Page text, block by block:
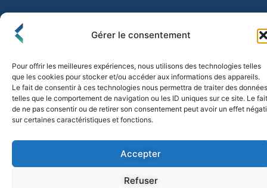
Gérer le consentement
Pour offrir les meilleures expériences, nous utilisons des technologies telles
que les cookies pour stocker et/ou accéder aux informations des appareils.
Le fait de consentir à ces technologies nous permettra de traiter des données
telles que le comportement de navigation ou les ID uniques sur ce site. Le fait
de ne pas consentir ou de retirer son consentement peut avoir un effet
sur certaines caractéristiques et fonctions.
Accepter
Refuser
Politique de Confidentialité et de CookiesExpédition et Livraison
© 2026 FLO & CO. All Rights Reserved